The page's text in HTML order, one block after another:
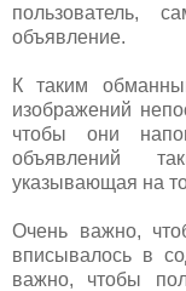
пользователь,
объявление.
К таким
изображений
чтобы они
объявлений
указывающая на
Очень важно,
вписывалось в
важно, чтобы